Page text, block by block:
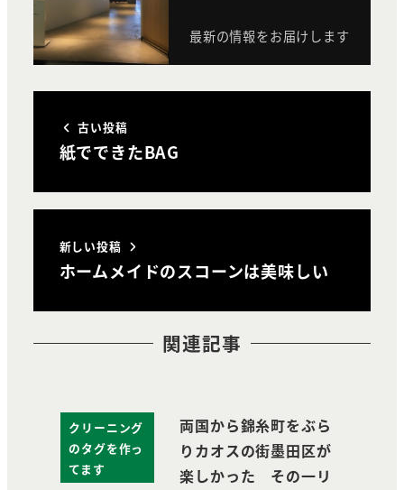
最新の情報をお届けします
古い投稿
紙でできたBAG
新しい投稿
ホームメイドのスコーンは美味しい
関連記事
クリーニング
のタグを作っ
てます
両国から錦糸町をぶら
りカオスの街墨田区が
楽しかった その一リ